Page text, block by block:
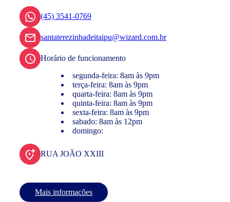
(45) 3541-0769
santaterezinhadeitaipu@wizard.com.br
Horário de funcionamento
segunda-feira: 8am às 9pm
terça-feira: 8am às 9pm
quarta-feira: 8am às 9pm
quinta-feira: 8am às 9pm
sexta-feira: 8am às 9pm
sabado: 8am às 12pm
domingo:
RUA JOÃO XXIII
Mais informações